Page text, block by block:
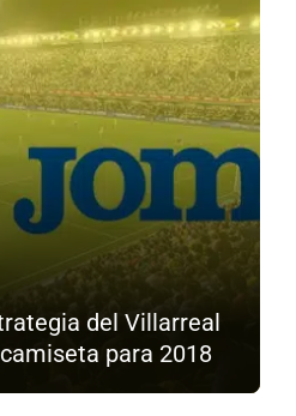
del Villarreal
para 2018